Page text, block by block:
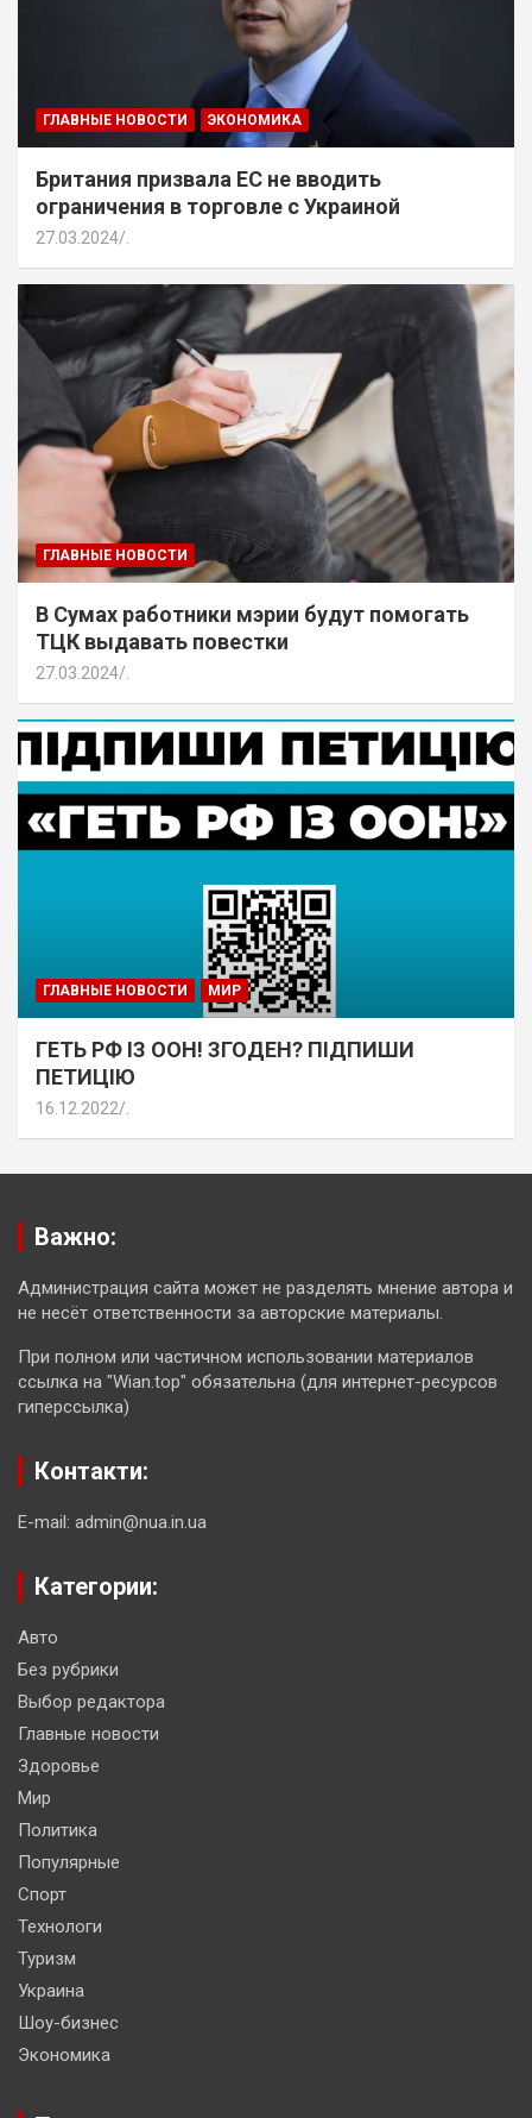
ГЛАВНЫЕ НОВОСТИ ЭКОНОМИКА
Британия призвала ЕС не вводить
ограничения в торговле с Украиной
27.03.2024 .
ГЛАВНЫЕ НОВОСТИ
В Сумах работники мэрии будут помогать
ТЦК выдавать повестки
27.03.2024
ГЛАВНЫЕ НОВОСТИ МИР
ГЕТЬ РФ ІЗ ООН! ЗГОДЕН? ПІДПИШИ
ПЕТИЦІЮ
16.12.2022
Важно:
Администрация сайта может не разделять мнение автора и
не несёт ответственности за авторские материалы.
При полном или частичном использовании материалов
ссылка на "Wian.top" обязательна (для интернет-ресурсов
гиперссылка)
Контакти:
E-mail: admin@nua.in.ua
Категории:
Авто
Без рубрики
Выбор редактора
Главные новости
Здоровье
Мир
Политика
Популярные
Спорт
Технологи
Туризм
Украина
Шоу-бизнес
Экономика